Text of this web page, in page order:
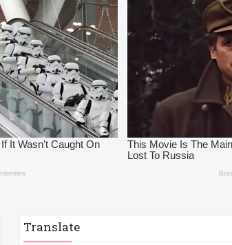
Translate